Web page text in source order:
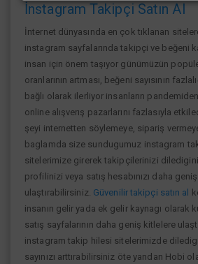
İnstagram Takipçi Satın Al
İnternet dünyasında en çok tıklanan
instagram sayfalarında takipçi ve beğeni
insan için önem taşıyor günümüzün
oranlarının artması, beğeni sayısının
bağlı olarak ilerliyor insanların
online alışverış pazarlarını fazlasıyla
şeyi internetten söylemeye, sipariş
baglamda size sundugumuz instagram
sitelerimize girerek takipçilerinizi
profilinizi veya satış hesabınızı daha
ulaştırabilirsiniz. Güvenilir takipçi satın al
insanın gelir yada ek gelir kaynagı olarak
satış sayfalarının daha geniş kitlelere
instagram takip hilesi sitelerimizde
sayınızı arttırabilirsiniz öte yandan Hobi